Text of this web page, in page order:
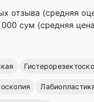
отзыва (средняя
сум (средняя